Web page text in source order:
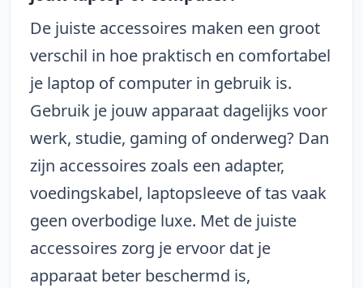
De juiste accessoires maken een groot
verschil in hoe praktisch en comfortabel
je laptop of computer in gebruik is.
Gebruik je jouw apparaat dagelijks voor
werk, studie, gaming of onderweg? Dan
zijn accessoires zoals een adapter,
voedingskabel, laptopsleeve of tas vaak
geen overbodige luxe. Met de juiste
accessoires zorg je ervoor dat je
apparaat beter beschermd is,